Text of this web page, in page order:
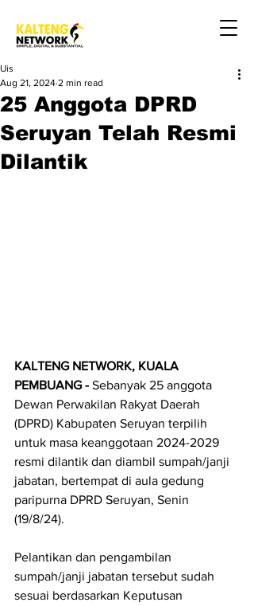
25 Anggota DPRD
Seruyan Telah Resmi
Dilantik
Uis
Aug 21, 2024 2 min read
KALTENG NETWORK, KUALA
PEMBUANG - Sebanyak 25 anggota
Dewan Perwakilan Rakyat Daerah
(DPRD) Kabupaten Seruyan terpilih
untuk masa keanggotaan 2024-2029
resmi dilantik dan diambil sumpah/janji
jabatan, bertempat di aula gedung
paripurna DPRD Seruyan, Senin
(19/8/24).
Pelantikan dan pengambilan
sumpah/janji jabatan tersebut sudah
sesuai berdasarkan Keputusan